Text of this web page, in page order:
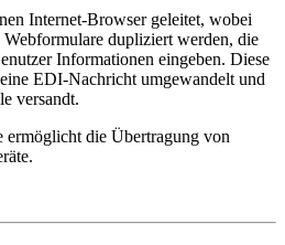
Internet-Browser geleitet, wobei
dupliziert werden, die
Informationen eingeben. Diese
EDI-Nachricht umgewandelt und
versandt.
ermöglicht die Übertragung von